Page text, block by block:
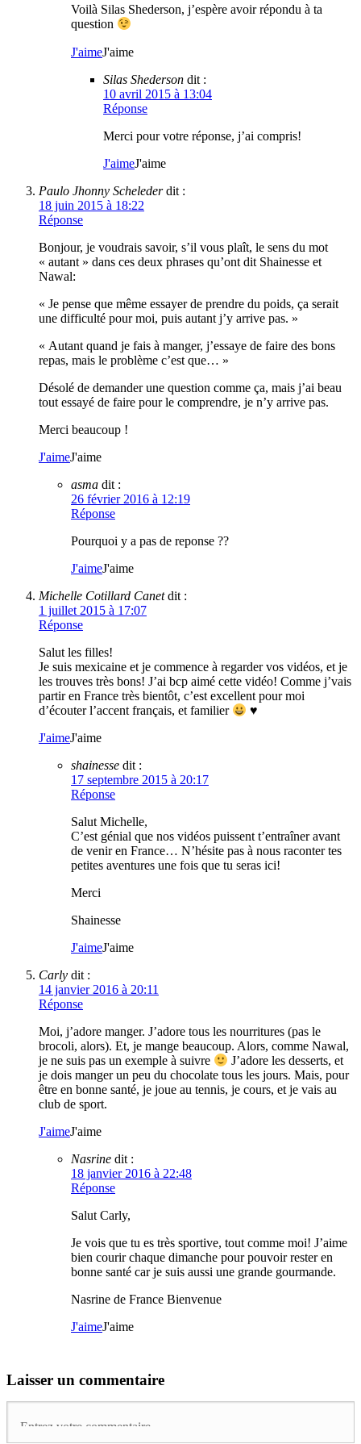
Voilà Silas Shederson, j’espère avoir répondu à ta
question
J'aimeJ'aime
Silas Shederson dit :
10 avril 2015 à 13:04
Réponse
Merci pour votre réponse, j’ai compris!
J'aimeJ'aime
Paulo Jhonny Scheleder dit :
18 juin 2015 à 18:22
Réponse
Bonjour, je voudrais savoir, s’il vous plaît, le sens du mot
« autant » dans ces deux phrases qu’ont dit Shainesse et
Nawal:
« Je pense que même essayer de prendre du poids, ça serait
une difficulté pour moi, puis autant j’y arrive pas. »
« Autant quand je fais à manger, j’essaye de faire des bons
repas, mais le problème c’est que… »
Désolé de demander une question comme ça, mais j’ai beau
tout essayé de faire pour le comprendre, je n’y arrive pas.
Merci beaucoup !
J'aimeJ'aime
asma dit :
26 février 2016 à 12:19
Réponse
Pourquoi y a pas de reponse ??
J'aimeJ'aime
Michelle Cotillard Canet dit :
1 juillet 2015 à 17:07
Réponse
Salut les filles!
Je suis mexicaine et je commence à regarder vos vidéos, et je
les trouves très bons! J’ai bcp aimé cette vidéo! Comme j’vais
partir en France très bientôt, c’est excellent pour moi
d’écouter l’accent français, et familier
♥
J'aimeJ'aime
shainesse dit :
17 septembre 2015 à 20:17
Réponse
Salut Michelle,
C’est génial que nos vidéos puissent t’entraîner avant
de venir en France… N’hésite pas à nous raconter tes
petites aventures une fois que tu seras ici!
Merci
Shainesse
J'aimeJ'aime
Carly dit :
14 janvier 2016 à 20:11
Réponse
Moi, j’adore manger. J’adore tous les nourritures (pas le
brocoli, alors). Et, je mange beaucoup. Alors, comme Nawal,
je ne suis pas un exemple à suivre
J’adore les desserts, et
je dois manger un peu du chocolate tous les jours. Mais, pour
être en bonne santé, je joue au tennis, je cours, et je vais au
club de sport.
J'aimeJ'aime
Nasrine dit :
18 janvier 2016 à 22:48
Réponse
Salut Carly,
Je vois que tu es très sportive, tout comme moi! J’aime
bien courir chaque dimanche pour pouvoir rester en
bonne santé car je suis aussi une grande gourmande.
Nasrine de France Bienvenue
J'aimeJ'aime
Laisser un commentaire